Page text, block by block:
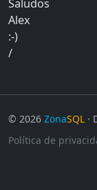
Saludos
Alex
:-)
/
© 2026 ZonaSQL ·
Política de